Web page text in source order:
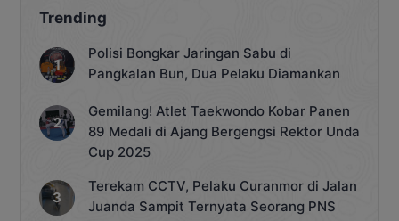
Trending
Polisi Bongkar Jaringan Sabu di
Pangkalan Bun, Dua Pelaku Diamankan
Gemilang! Atlet Taekwondo Kobar Panen
89 Medali di Ajang Bergengsi Rektor Unda
Cup 2025
Terekam CCTV, Pelaku Curanmor di Jalan
Juanda Sampit Ternyata Seorang PNS